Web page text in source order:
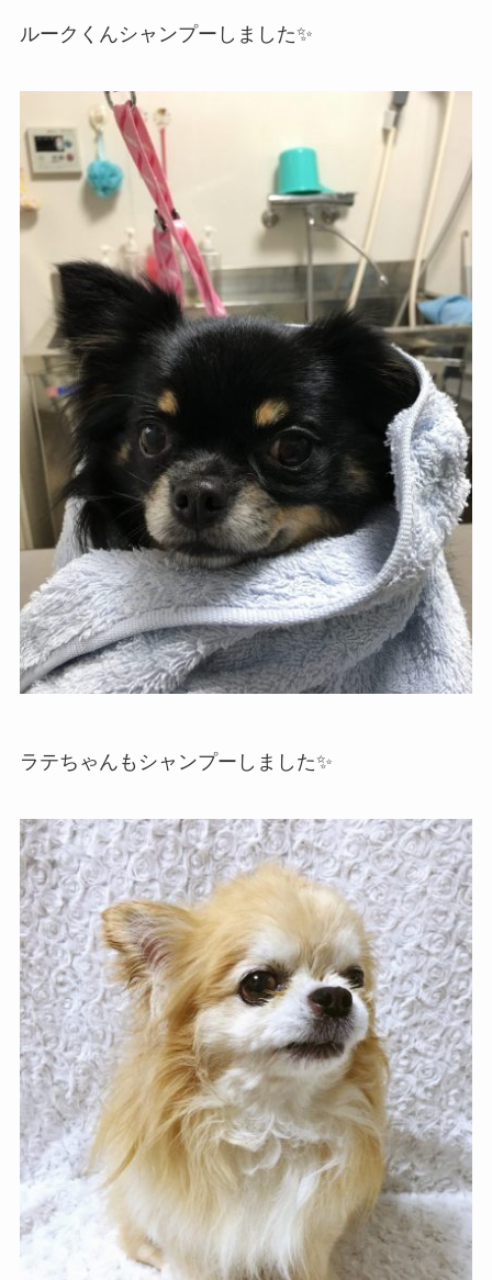
ルークくんシャンプーしました✨
ラテちゃんもシャンプーしました✨